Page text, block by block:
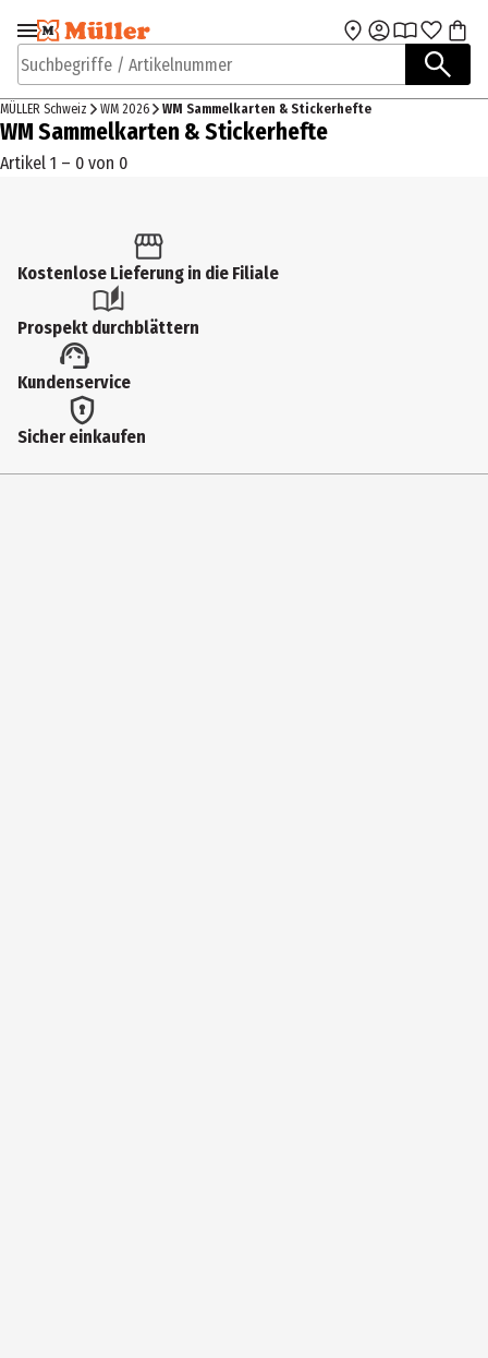
Zur Navigation
springen
Zum Hauptinhalt
Suchbegriffe / Artikelnummer
MÜLLER Schweiz WM 2026 WM Sammelkarten & Stickerhefte
WM Sammelkarten & Stickerhefte
Artikel 1 – 0 von 0
Kostenlose Lieferung in die Filiale
Prospekt durchblättern
Kundenservice
Sicher einkaufen